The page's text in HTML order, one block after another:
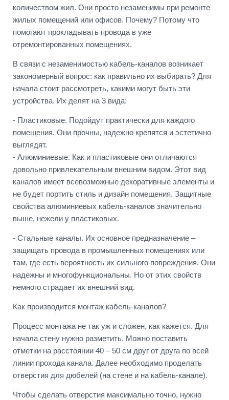
количеством жил. Они просто незаменимы при ремонте
жилых помещений или офисов. Почему? Потому что
помогают прокладывать провода в уже
отремонтированных помещениях.
В связи с незаменимостью кабель-каналов возникает
закономерный вопрос: как правильно их выбирать? Для
начала стоит рассмотреть, какими могут быть эти
устройства. Их делят на 3 вида:
- Пластиковые. Подойдут практически для каждого
помещения. Они прочны, надежно крепятся и эстетично
выглядят.
- Алюминиевые. Как и пластиковые они отличаются
довольно привлекательным внешним видом. Этот вид
каналов имеет всевозможные декоративные элементы и
не будет портить стиль и дизайн помещения. Защитные
свойства алюминиевых кабель-каналов значительно
выше, нежели у пластиковых.
- Стальные каналы. Их основное предназначение –
защищать провода в промышленных помещениях или
там, где есть вероятность их сильного повреждения. Они
надежны и многофункциональны. Но от этих свойств
немного страдает их внешний вид.
Как производится монтаж кабель-каналов?
Процесс монтажа не так уж и сложен, как кажется. Для
начала стену нужно разметить. Можно поставить
отметки на расстоянии 40 – 50 см друг от друга по всей
линии прохода канала. Далее необходимо проделать
отверстия для дюбелей (на стене и на кабель-канале).
Чтобы сделать отверстия максимально точно, нужно